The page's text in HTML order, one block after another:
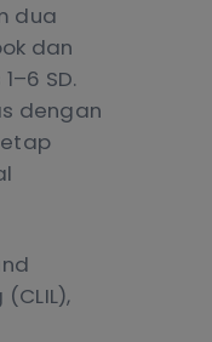
dua
dan
SD.
dengan